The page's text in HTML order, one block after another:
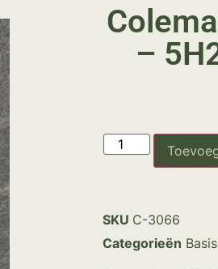
–
SKU C-3066
Categorieën